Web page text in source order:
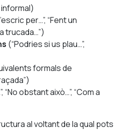
per…”, “Fent un
trucada…”)
(“Podries si us plau…”,
formals de
“No obstant això…”, “Com a
al voltant de la qual pots